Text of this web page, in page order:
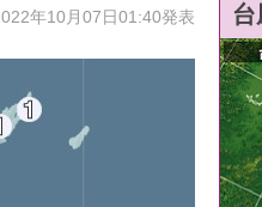
年10月07日01:40発表